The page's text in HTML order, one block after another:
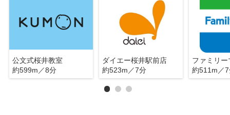
公文式桜井教室
約599m／8分
ダイエー桜井駅前店
約523m／7分
約511m／